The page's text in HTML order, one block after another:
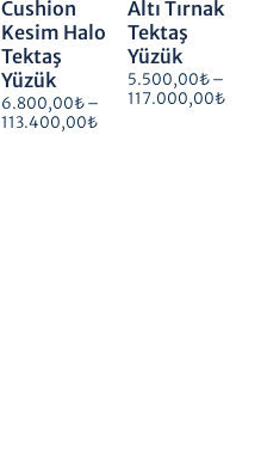
Cushion
Kesim Halo
Tektaş
Yüzük
6.800,00₺–
113.400,00₺
Altı Tırnak
Tektaş
Yüzük
5.500,00₺–
117.000,00₺